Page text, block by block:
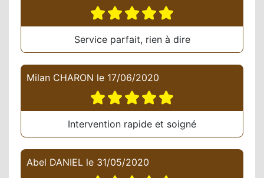
Service parfait, rien à dire
Milan CHARON le 17/06/2020
Intervention rapide et soigné
Abel DANIEL le 31/05/2020